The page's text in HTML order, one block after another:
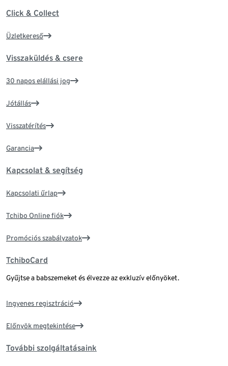
Click & Collect
Üzletkereső
Visszaküldés & csere
30 napos elállási jog
Jótállás
Visszatérítés
Garancia
Kapcsolat & segítség
Kapcsolati űrlap
Tchibo Online fiók
Promóciós szabályzatok
TchiboCard
Gyűjtse a babszemeket és élvezze az exkluzív előnyöket.
Ingyenes regisztráció
Előnyök megtekintése
További szolgáltatásaink